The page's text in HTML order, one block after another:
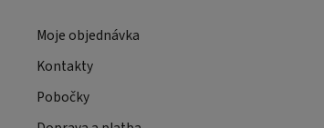
Moje objednávka
Kontakty
Pobočky